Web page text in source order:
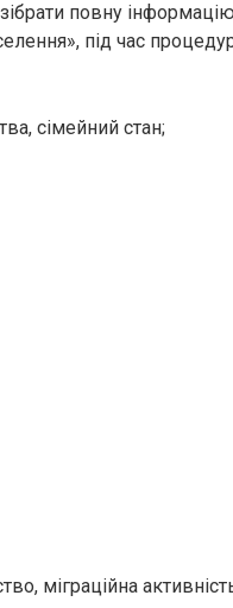
повну
під час
сімейний стан;
міграційна